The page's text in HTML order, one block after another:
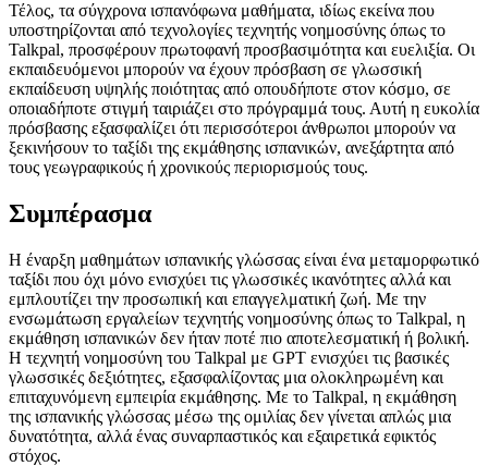
Τέλος, τα σύγχρονα ισπανόφωνα μαθήματα, ιδίως εκείνα που
υποστηρίζονται από τεχνολογίες τεχνητής νοημοσύνης όπως το
Talkpal, προσφέρουν πρωτοφανή προσβασιμότητα και ευελιξία. Οι
εκπαιδευόμενοι μπορούν να έχουν πρόσβαση σε γλωσσική
εκπαίδευση υψηλής ποιότητας από οπουδήποτε στον κόσμο, σε
οποιαδήποτε στιγμή ταιριάζει στο πρόγραμμά τους. Αυτή η ευκολία
πρόσβασης εξασφαλίζει ότι περισσότεροι άνθρωποι μπορούν να
ξεκινήσουν το ταξίδι της εκμάθησης ισπανικών, ανεξάρτητα από
τους γεωγραφικούς ή χρονικούς περιορισμούς τους.
Συμπέρασμα
Η έναρξη μαθημάτων ισπανικής γλώσσας είναι ένα μεταμορφωτικό
ταξίδι που όχι μόνο ενισχύει τις γλωσσικές ικανότητες αλλά και
εμπλουτίζει την προσωπική και επαγγελματική ζωή. Με την
ενσωμάτωση εργαλείων τεχνητής νοημοσύνης όπως το Talkpal, η
εκμάθηση ισπανικών δεν ήταν ποτέ πιο αποτελεσματική ή βολική.
Η τεχνητή νοημοσύνη του Talkpal με GPT ενισχύει τις βασικές
γλωσσικές δεξιότητες, εξασφαλίζοντας μια ολοκληρωμένη και
επιταχυνόμενη εμπειρία εκμάθησης. Με το Talkpal, η εκμάθηση
της ισπανικής γλώσσας μέσω της ομιλίας δεν γίνεται απλώς μια
δυνατότητα, αλλά ένας συναρπαστικός και εξαιρετικά εφικτός
στόχος.